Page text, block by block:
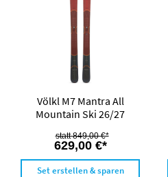
Völkl M7 Mantra All
Mountain Ski 26/27
629,00 €*
849,00 €*
Set erstellen & sparen